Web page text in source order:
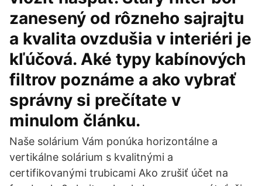
zanesený od rôzneho sajrajtu
a kvalita ovzdušia v interiéri je
kľúčová. Aké typy kabínových
filtrov poznáme a ako vybrať
správny si prečítate v
minulom článku.
Naše solárium Vám ponúka horizontálne a
vertikálne solárium s kvalitnými a
certifikovanými trubicami Ako zrušiť účet na